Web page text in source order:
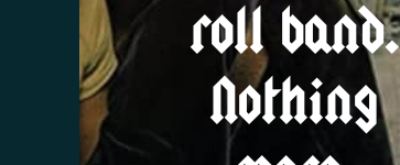
roll band.
Nothing